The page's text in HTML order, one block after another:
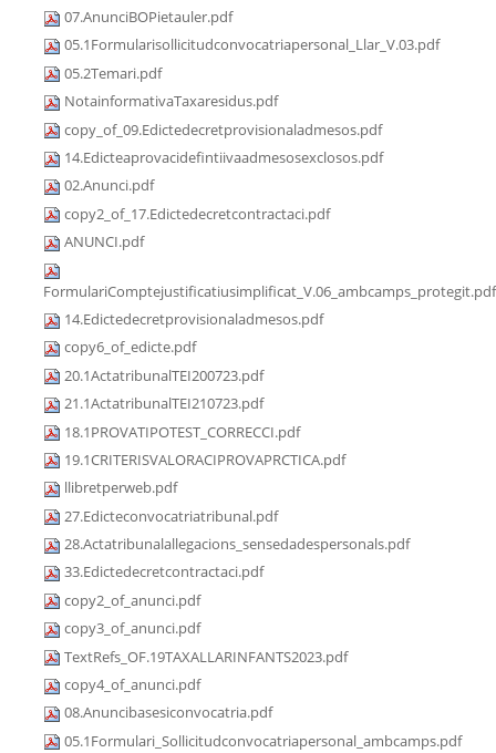
07.AnunciBOPietauler.pdf
05.1Formularisollicitudconvocatriapersonal_Llar_V.03.pdf
05.2Temari.pdf
NotainformativaTaxaresidus.pdf
copy_of_09.Edictedecretprovisionaladmesos.pdf
14.Edicteaprovacidefintiivaadmesosexclosos.pdf
02.Anunci.pdf
copy2_of_17.Edictedecretcontractaci.pdf
ANUNCI.pdf
FormulariComptejustificatiusimplificat_V.06_ambcamps_protegit.pdf
14.Edictedecretprovisionaladmesos.pdf
copy6_of_edicte.pdf
20.1ActatribunalTEI200723.pdf
21.1ActatribunalTEI210723.pdf
18.1PROVATIPOTEST_CORRECCI.pdf
19.1CRITERISVALORACIPROVAPRCTICA.pdf
llibretperweb.pdf
27.Edicteconvocatriatribunal.pdf
28.Actatribunalallegacions_sensedadespersonals.pdf
33.Edictedecretcontractaci.pdf
copy2_of_anunci.pdf
copy3_of_anunci.pdf
TextRefs_OF.19TAXALLARINFANTS2023.pdf
copy4_of_anunci.pdf
08.Anuncibasesiconvocatria.pdf
05.1Formulari_Sollicitudconvocatriapersonal_ambcamps.pdf